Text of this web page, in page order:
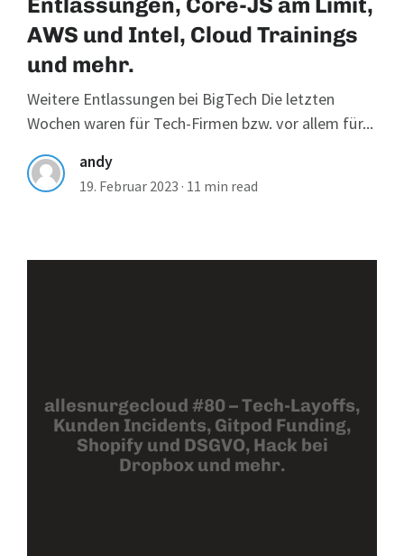
AWS und Intel, Cloud Trainings
und mehr.
Weitere Entlassungen bei BigTech Die letzten
Wochen waren für Tech-Firmen bzw. vor allem für...
andy
19. Februar 2023 · 11 min read
allesnurgecloud #80 – Tech-Layoffs,
Kunden Incidents, Gitpod Funding,
Shopify und DSGVO, Hack bei
Dropbox und mehr.